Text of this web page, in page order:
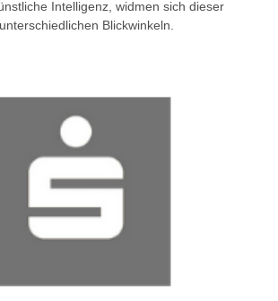
Intelligenz, widmen sich dieser
Blickwinkeln.